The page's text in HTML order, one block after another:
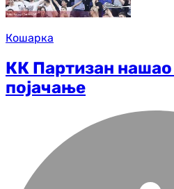
Кошарка
КК Партизан
појачање